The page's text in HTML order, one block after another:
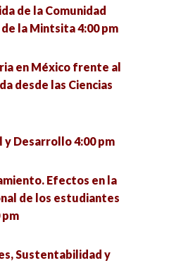
en las olas de
para integrar la
las políticas públicas en
pm
un doctorado en
proceso 4:00 pm
y procesos de
5:00 pm
una visión etnográfica
pm
5:00 pm
de la Comunidad
la Mintsita 4:00 pm
en México frente al
desde las Ciencias
y Desarrollo 4:00 pm
Efectos en la
de los estudiantes
Sustentabilidad y